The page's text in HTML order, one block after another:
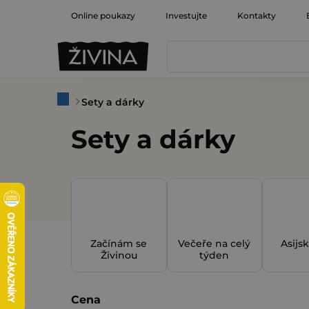
Online poukazy Investujte Kontakty
DomůSety a dárky
Sety a dárky
Začínám se
Živinou
Večeře na celý
týden
Cena